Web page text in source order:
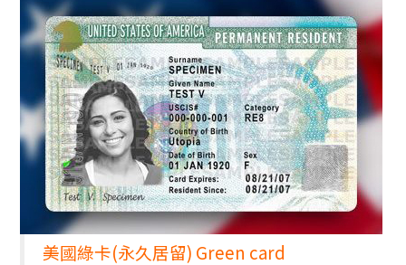
美國綠卡(永久居留) Green card